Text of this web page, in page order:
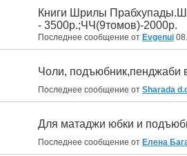
Книги Шрилы
- 3500р.;ЧЧ(9томов)-2000р.
Последнее сообщение от Evgenui
Чоли, подъюбник,пенджаби
Последнее сообщение от Sharada
Для матаджи юбки и
Последнее сообщение от Елена